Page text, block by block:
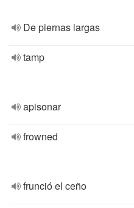
De piernas largas
tamp
apisonar
frowned
frunció el ceño